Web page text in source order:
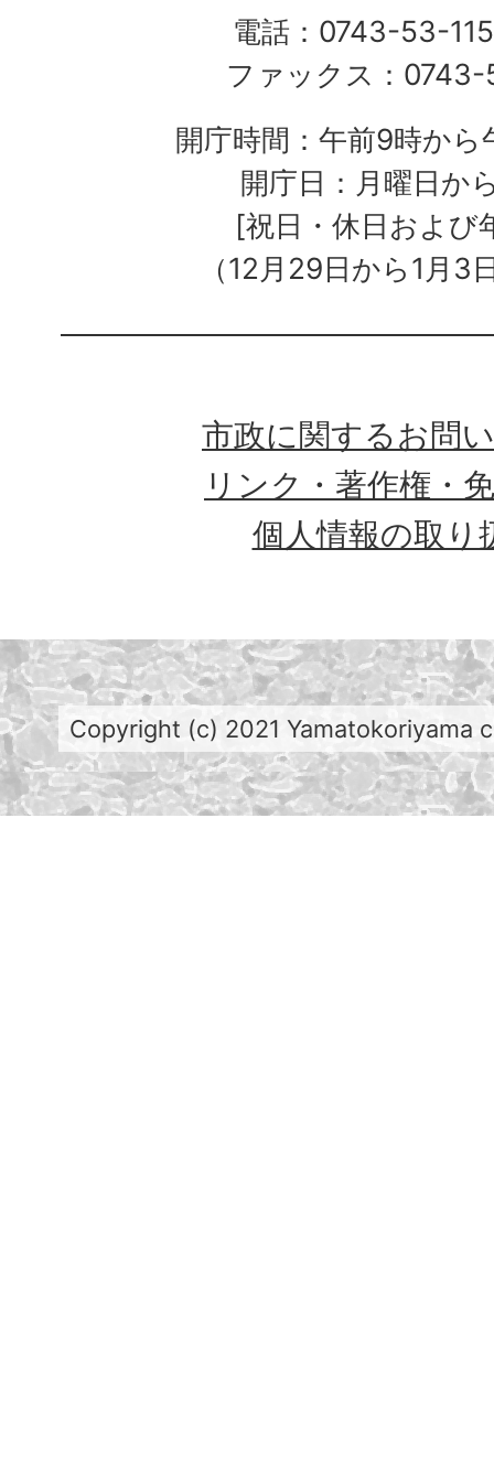
電話：0743-53-
ファックス：
開庁時間：午前9時か
開庁日：月曜日か
[祝日・休日および
（12月29日から1月3
市政に関するお問
リンク・著作権・
個人情報の取り
Copyright (c) 2021 Yamatokoriyama